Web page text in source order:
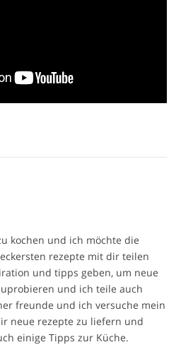
kochen und ich möchte die
rezepte mit dir teilen
und tipps geben, um neue
und ich teile auch
freunde und ich versuche mein
neue rezepte zu liefern und
einige Tipps zur Küche.